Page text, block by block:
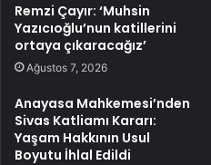
Remzi Çayır: ‘Muhsin
Yazıcıoğlu’nun katillerini
ortaya çıkaracağız’
Ağustos 7, 2026
Anayasa Mahkemesi’nden
Sivas Katliamı Kararı:
Yaşam Hakkının Usul
Boyutu İhlal Edildi